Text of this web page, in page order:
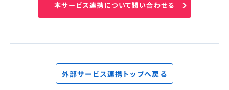
本サービス連携について問い合わせる
外部サービス連携トップへ戻る